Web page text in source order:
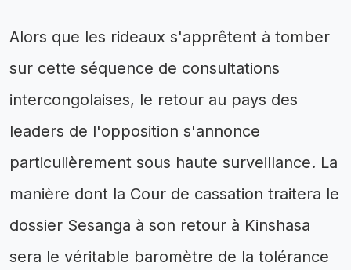
Alors que les rideaux s'apprêtent à tomber
sur cette séquence de consultations
intercongolaises, le retour au pays des
leaders de l'opposition s'annonce
particulièrement sous haute surveillance. La
manière dont la Cour de cassation traitera le
dossier Sesanga à son retour à Kinshasa
sera le véritable baromètre de la tolérance